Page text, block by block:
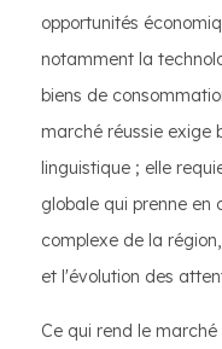
opportunités
notamment la
biens de
marché réussie exige
linguistique ; elle
globale qui prenne en
complexe de la
et l'évolution des
Ce qui rend le